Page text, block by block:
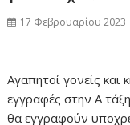
17 Φεβρουαρίου 2023
Αγαπητοί γονείς και
εγγραφές στην Α
θα εγγραφούν